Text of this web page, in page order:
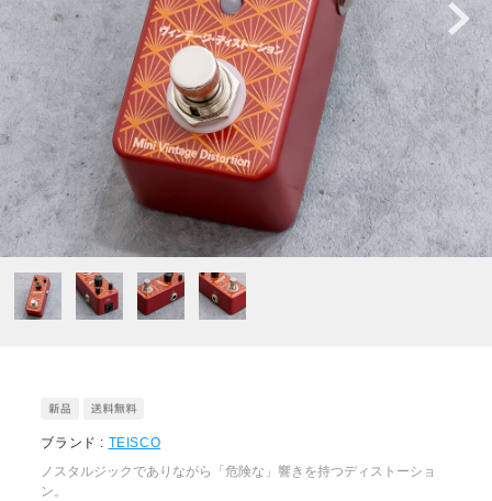
ブランド : TEISCO
ノスタルジックでありながら「危険な」響きを持つディストーショ
ン。